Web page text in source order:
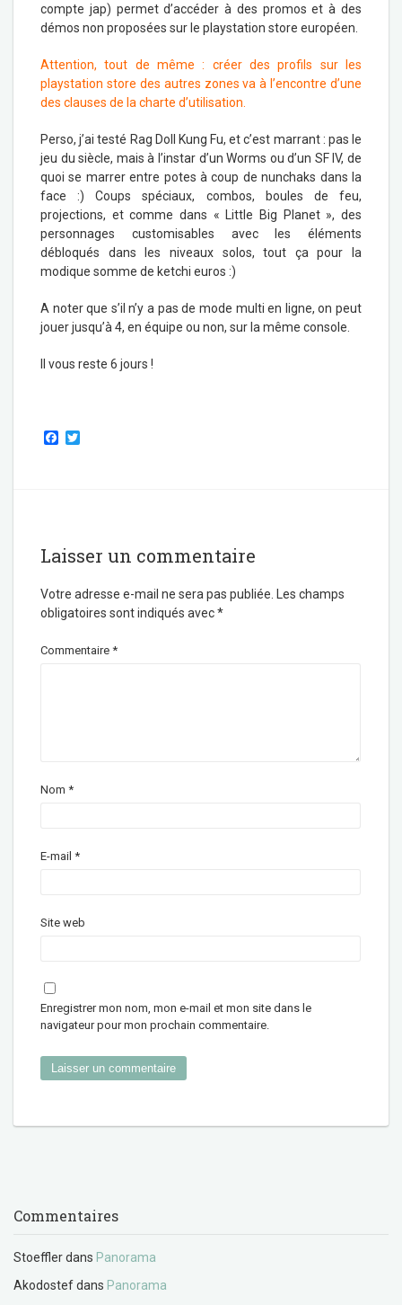
compte jap) permet d’accéder à des promos et à des
démos non proposées sur le playstation store européen.
Attention, tout de même : créer des profils sur les
playstation store des autres zones va à l’encontre d’une
des clauses de la charte d’utilisation.
Perso, j’ai testé Rag Doll Kung Fu, et c’est marrant : pas le
jeu du siècle, mais à l’instar d’un Worms ou d’un SF IV, de
quoi se marrer entre potes à coup de nunchaks dans la
face :) Coups spéciaux, combos, boules de feu,
projections, et comme dans « Little Big Planet », des
personnages customisables avec les éléments
débloqués dans les niveaux solos, tout ça pour la
modique somme de ketchi euros :)
A noter que s’il n’y a pas de mode multi en ligne, on peut
jouer jusqu’à 4, en équipe ou non, sur la même console.
Il vous reste 6 jours !
F
Laisser un commentaire
Votre adresse e-mail ne sera pas publiée.
Les champs
obligatoires sont indiqués avec*
Commentaire *
Nom *
E-mail *
Site web
Enregistrer mon nom, mon e-mail et mon site dans le
navigateur pour mon prochain commentaire.
Commentaires
Stoefflerdans Panorama
Akodostefdans Panorama